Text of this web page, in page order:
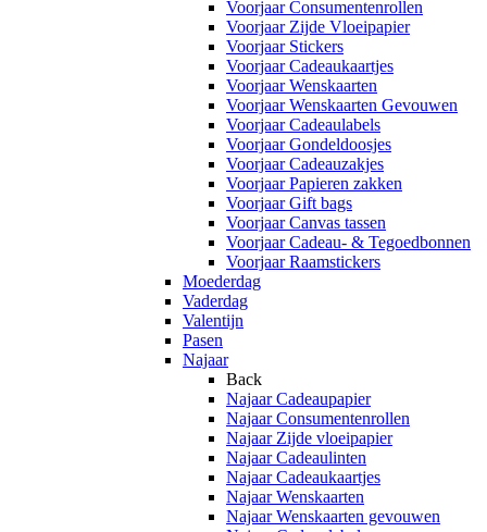
Voorjaar Consumentenrollen
Voorjaar Zijde Vloeipapier
Voorjaar Stickers
Voorjaar Cadeaukaartjes
Voorjaar Wenskaarten
Voorjaar Wenskaarten Gevouwen
Voorjaar Cadeaulabels
Voorjaar Gondeldoosjes
Voorjaar Cadeauzakjes
Voorjaar Papieren zakken
Voorjaar Gift bags
Voorjaar Canvas tassen
Voorjaar Cadeau- & Tegoedbonnen
Voorjaar Raamstickers
Moederdag
Vaderdag
Valentijn
Pasen
Najaar
Back
Najaar Cadeaupapier
Najaar Consumentenrollen
Najaar Zijde vloeipapier
Najaar Cadeaulinten
Najaar Cadeaukaartjes
Najaar Wenskaarten
Najaar Wenskaarten gevouwen